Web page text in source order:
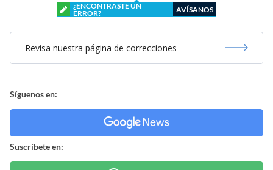
¿ENCONTRASTE UN
ERROR?
AVÍSANOS
Revisa nuestra página de correcciones
Síguenos en:
Suscríbete en: